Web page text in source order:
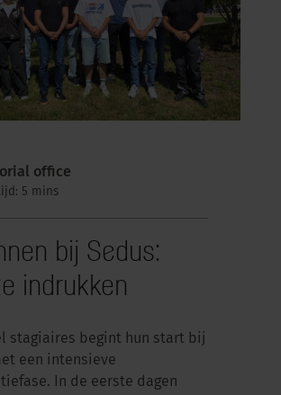
office
5 mins
bij Sedus:
indrukken
stagiaires begint hun start bij
een intensieve
In de eerste dagen